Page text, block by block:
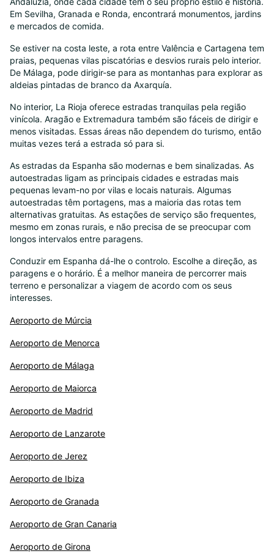
Em Sevilha, Granada e Ronda, encontrará monumentos, jardins
e mercados de comida.
Se estiver na costa leste, a rota entre Valência e Cartagena tem
praias, pequenas vilas piscatórias e desvios rurais pelo interior.
De Málaga, pode dirigir-se para as montanhas para explorar as
aldeias pintadas de branco da Axarquía.
No interior, La Rioja oferece estradas tranquilas pela região
vinícola. Aragão e Extremadura também são fáceis de dirigir e
menos visitadas. Essas áreas não dependem do turismo, então
muitas vezes terá a estrada só para si.
As estradas da Espanha são modernas e bem sinalizadas. As
autoestradas ligam as principais cidades e estradas mais
pequenas levam-no por vilas e locais naturais. Algumas
autoestradas têm portagens, mas a maioria das rotas tem
alternativas gratuitas. As estações de serviço são frequentes,
mesmo em zonas rurais, e não precisa de se preocupar com
longos intervalos entre paragens.
Conduzir em Espanha dá-lhe o controlo. Escolhe a direção, as
paragens e o horário. É a melhor maneira de percorrer mais
terreno e personalizar a viagem de acordo com os seus
interesses.
Aeroporto de Múrcia
Aeroporto de Menorca
Aeroporto de Málaga
Aeroporto de Maiorca
Aeroporto de Madrid
Aeroporto de Lanzarote
Aeroporto de Jerez
Aeroporto de Ibiza
Aeroporto de Granada
Aeroporto de Gran Canaria
Aeroporto de Girona